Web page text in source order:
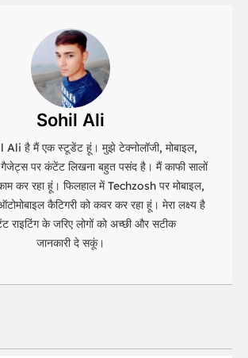
Sohil Ali
Ali है मैं एक स्टूडेंट हूं। मुझे टेक्नोलॉजी, मोबाइल,
पर कंटेंट लिखना बहुत पसंद है। मैं काफी सालों
कर रहा हूं। फिलहाल में Techzosh पर मोबाइल,
कैटिगरी को कवर कर रहा हूं। मेरा लक्ष्य है
राइटिंग के जरिए लोगों को अच्छी और सटीक
जानकारी दे सकूं।